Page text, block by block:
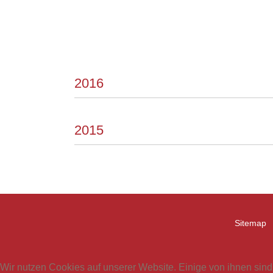
2016
2015
Sitemap
Wir nutzen Cookies auf unserer Website. Einige von ihnen